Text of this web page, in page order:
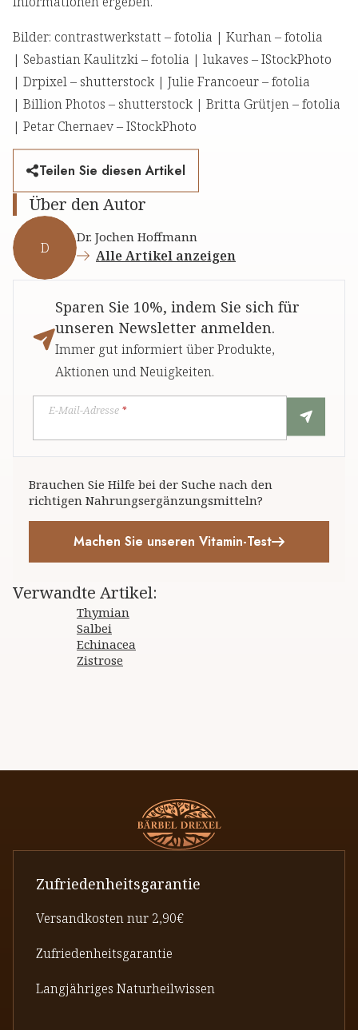
Bilder: contrastwerkstatt – fotolia | Kurhan – fotolia
| Sebastian Kaulitzki – fotolia | lukaves – IStockPhoto
| Drpixel – shutterstock | Julie Francoeur – fotolia
| Billion Photos – shutterstock | Britta Grütjen – fotolia
| Petar Chernaev – IStockPhoto
Teilen Sie diesen Artikel
Über den Autor
D
Dr. Jochen Hoffmann
Alle Artikel anzeigen
Sparen Sie 10%, indem Sie sich für
unseren Newsletter anmelden.
Immer gut informiert über Produkte,
Aktionen und Neuigkeiten.
E-Mail-Adresse *
Brauchen Sie Hilfe bei der Suche nach den
richtigen Nahrungsergänzungsmitteln?
Machen Sie unseren Vitamin-Test
Verwandte Artikel:
Thymian
Salbei
Echinacea
Zistrose
Zufriedenheitsgarantie
Versandkosten nur 2,90€
Zufriedenheitsgarantie
Langjähriges Naturheilwissen